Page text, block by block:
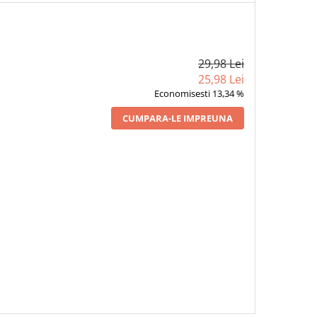
29,98 Lei
25,98 Lei
Economisesti 13,34 %
CUMPARA-LE IMPREUNA